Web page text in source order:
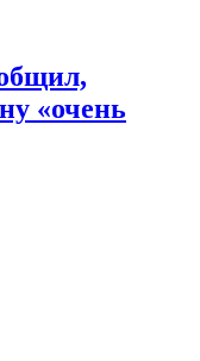
«очень